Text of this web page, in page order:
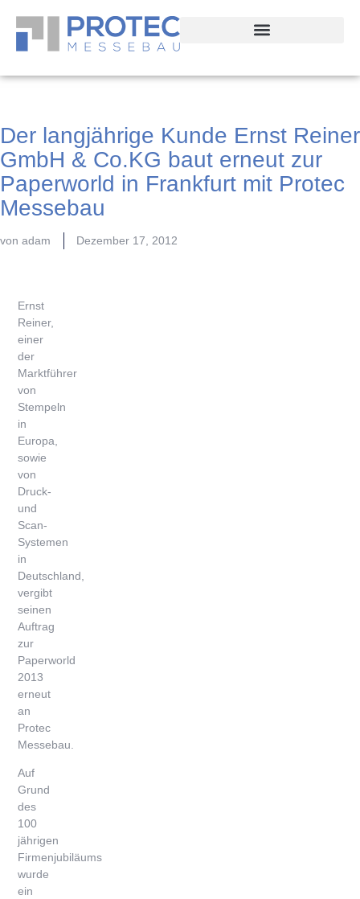
Der langjährige Kunde Ernst Reiner
GmbH & Co.KG baut erneut zur
Paperworld in Frankfurt mit Protec
Messebau
von adam Dezember 17, 2012
Ernst
Reiner,
einer
der
Marktführer
von
Stempeln
in
Europa,
sowie
von
Druck-
und
Scan-
Systemen
in
Deutschland,
vergibt
seinen
Auftrag
zur
Paperworld
2013
erneut
an
Protec
Messebau.
Auf
Grund
des
100
jährigen
Firmenjubiläums
wurde
ein